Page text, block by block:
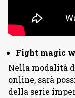
Fight magic
Nella modalità
online, sarà
della serie